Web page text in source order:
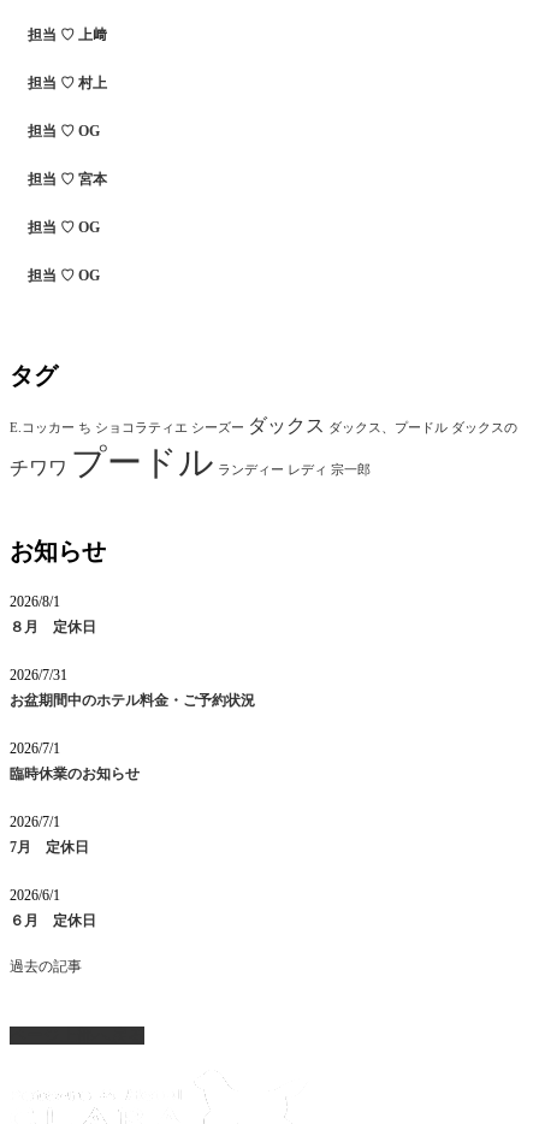
担当 ♡ 上﨑
担当 ♡ 村上
担当 ♡ OG
担当 ♡ 宮本
担当 ♡ OG
担当 ♡ OG
タグ
E.コッカー ち ショコラティエ シーズー ダックス ダックス、プードル ダックスの
チワワ プードル ランディー レディ 宗一郎
お知らせ
2026/8/1
８月 定休日
2026/7/31
お盆期間中のホテル料金・ご予約状況
2026/7/1
臨時休業のお知らせ
2026/7/1
7月 定休日
2026/6/1
６月 定休日
過去の記事